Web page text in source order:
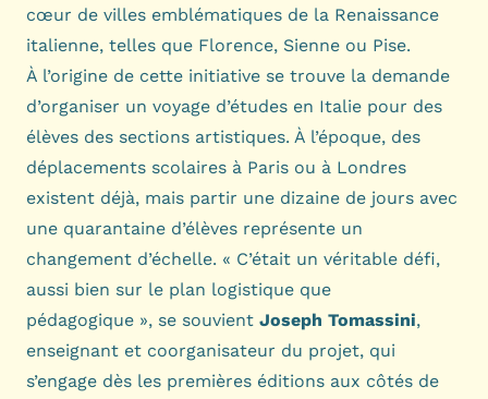
cœur de villes emblématiques de la Renaissance
italienne, telles que Florence, Sienne ou Pise.
À l’origine de cette initiative se trouve la demande
d’organiser un voyage d’études en Italie pour des
élèves des sections artistiques. À l’époque, des
déplacements scolaires à Paris ou à Londres
existent déjà, mais partir une dizaine de jours avec
une quarantaine d’élèves représente un
changement d’échelle. « C’était un véritable défi,
aussi bien sur le plan logistique que
pédagogique », se souvient Joseph Tomassini,
enseignant et coorganisateur du projet, qui
s’engage dès les premières éditions aux côtés de